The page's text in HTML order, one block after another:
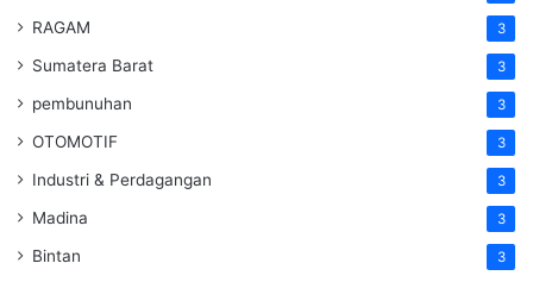
RAGAM 3
Sumatera Barat 3
pembunuhan 3
OTOMOTIF 3
Industri & Perdagangan 3
Madina 3
Bintan 3